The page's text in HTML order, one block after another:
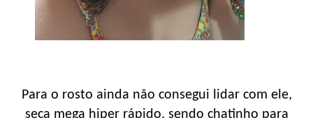
Para o rosto ainda não consegui lidar com ele,
seca mega hiper rápido, sendo chatinho para